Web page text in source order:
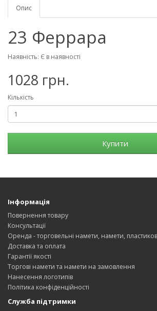
Опис
23 Феррара
Наявність: Є в наявності
1028 грн.
Кількість
Купити
Інформація
Повернення товару
Консультації
Оренда - торговельні намети, намети,
Доставка та оплата
Гарантії якості
Торгові намети та намети на замовлення
Нанесення логотипів
Політика конфіденційності
Служба підтримки